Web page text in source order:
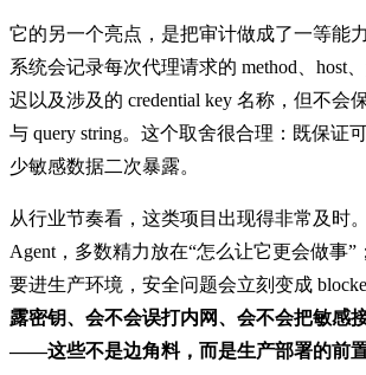
它的另一个亮点，是把审计做成了一等能
系统会记录每次代理请求的 method、host
迟以及涉及的 credential key 名称，但不会
与 query string。这个取舍很合理：既保证
少敏感数据二次暴露。
从行业节奏看，这类项目出现得非常及时
Agent，多数精力放在“怎么让它更会做事”
要进生产环境，安全问题会立刻变成
露密钥、会不会误打内网、会不会把敏感
——这些不是边角料，而是生产部署的前置